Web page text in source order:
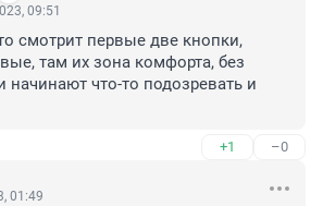
09:51
смотрит первые две кнопки,
там их зона комфорта, без
начинают что-то подозревать и
+1 –0
01:49